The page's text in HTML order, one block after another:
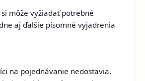
môže vyžiadať potrebné
aj ďalšie písomné vyjadrenia
na pojednávanie nedostavia,